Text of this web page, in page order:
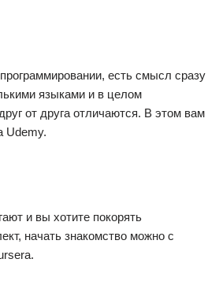
есть смысл сразу
языками и в целом
от друга отличаются. В этом вам
Udemy.
и вы хотите покорять
начать знакомство можно с